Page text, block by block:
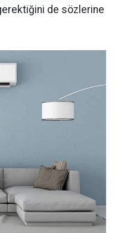
de sözlerine